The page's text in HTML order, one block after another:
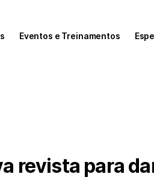
Eventos e Treinamentos
revista para